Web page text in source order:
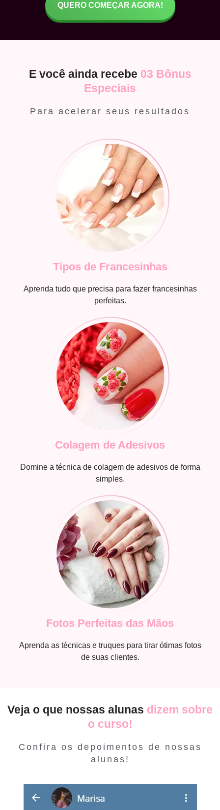
QUERO COMEÇAR AGORA!
E você ainda recebe 03 Bônus
Especiais
Para acelerar seus resultados
Tipos de Francesinhas
Aprenda tudo que precisa para fazer francesinhas
perfeitas.
Colagem de Adesivos
Domine a técnica de colagem de adesivos de forma
simples.
Fotos Perfeitas das Mãos
Aprenda as técnicas e truques para tirar ótimas fotos
de suas clientes.
Veja o que nossas alunas dizem sobre
o curso!
Confira os depoimentos de nossas
alunas!